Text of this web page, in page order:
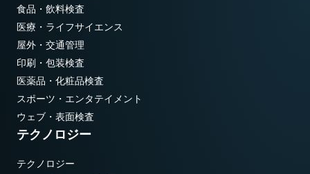
食品・飲料検査
医療・ライフサイエンス
屋外・交通管理
印刷・包装検査
医薬品・化粧品検査
スポーツ・エンタテイメント
ウェブ・表面検査
テクノロジー
テクノロジー